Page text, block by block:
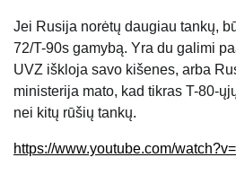
Jei Rusija norėtų daugiau tankų,
72/T-90s gamybą. Yra du galimi
UVZ iškloja savo kišenes, arba
ministerija mato, kad tikras T-80-
nei kitų rūšių tankų.
https://www.youtube.com/